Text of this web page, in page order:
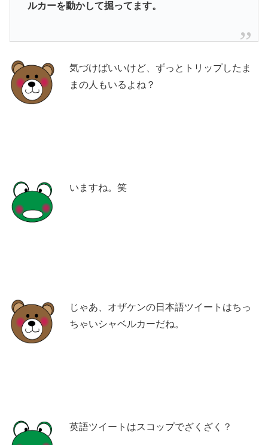
ルカーを動かして掘ってます。
気づけばいいけど、ずっとトリップしたま
まの人もいるよね？
いますね。笑
じゃあ、オザケンの日本語ツイートはちっ
ちゃいシャベルカーだね。
英語ツイートはスコップでざくざく？